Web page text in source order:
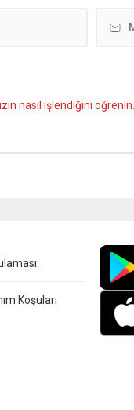
nasıl işlendiğini öğrenin.
Koşuları